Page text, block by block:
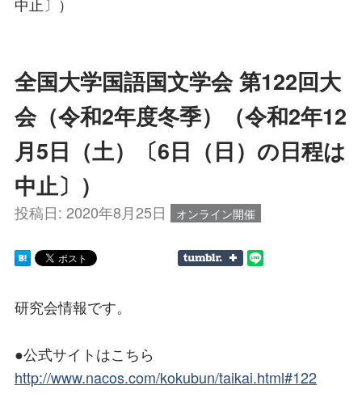
中止〕）
全国大学国語国文学会 第122回大
会（令和2年度冬季）（令和2年12
月5日（土）〔6日（日）の日程は
中止〕）
投稿日: 2020年8月25日 オンライン開催
研究会情報です。
●公式サイトはこちら
http://www.nacos.com/kokubun/taikai.html#122